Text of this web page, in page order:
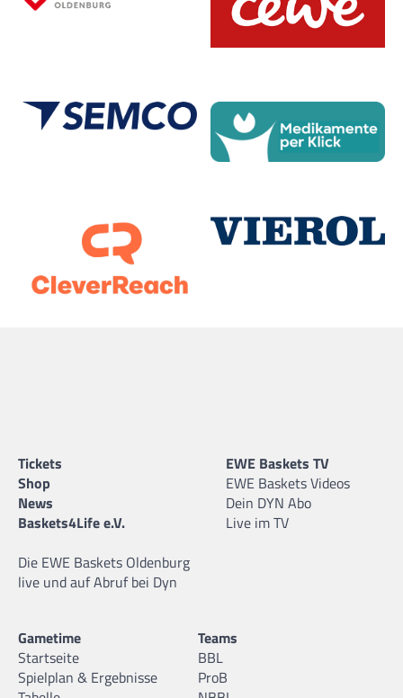
Tickets
Shop
News
Baskets4Life e.V.
Die EWE Baskets Oldenburg
live und auf Abruf bei Dyn
EWE Baskets TV
EWE Baskets Videos
Dein DYN Abo
Live im TV
Gametime
Startseite
Spielplan & Ergebnisse
Teams
BBL
ProB